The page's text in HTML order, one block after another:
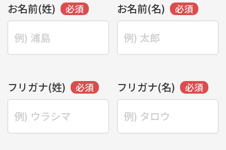
お名前(姓) お名前(名)
フリガナ(姓) フリガナ(名)